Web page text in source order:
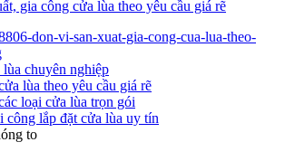
gia công cửa lùa theo yêu cầu giá rẽ
to